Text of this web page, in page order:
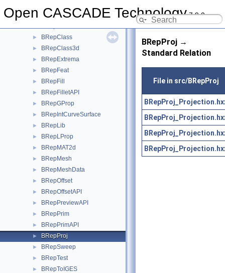
Open CASCADE Technology7.9.0
BRepBuilderAPI
► BRepClass
► BRepClass3d
► BRepExtrema
► BRepFeat
► BRepFill
► BRepFilletAPI
► BRepGProp
► BRepIntCurveSurface
► BRepLib
► BRepLProp
► BRepMAT2d
► BRepMesh
► BRepMeshData
► BRepOffset
► BRepOffsetAPI
► BRepPreviewAPI
► BRepPrim
► BRepPrimAPI
► BRepProj
► BRepSweep
► BRepTest
► BRepToIGES
BRepProj →
Standard Relation
File in src/BRepProj